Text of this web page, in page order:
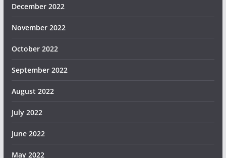
December 2022
November 2022
October 2022
September 2022
August 2022
July 2022
June 2022
May 2022